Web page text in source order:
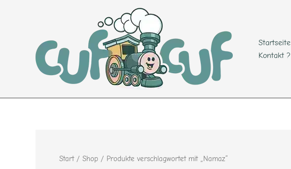
Startseite
Kontakt ?
Start/ Shop / Produkte verschlagwortet mit „Namaz“